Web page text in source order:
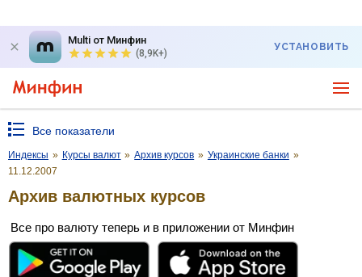
Multi от Минфин
(8,9K+)
УСТАНОВИТЬ
Все показатели
Индексы » Курсы валют » Архив курсов » Украинские банки »
11.12.2007
Архив валютных курсов
Все про валюту теперь и в приложении от Минфин